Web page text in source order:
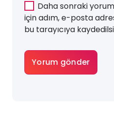
Daha sonraki
için adım, e-posta
bu tarayıcıya